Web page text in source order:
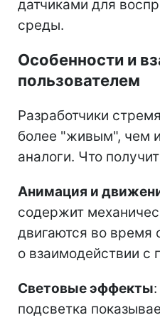
датчиками для
среды.
Особенности и
пользователем
Разработчики
более "живым", чем
аналоги. Что
Анимация и
содержит
двигаются во время
о взаимодействии с
Световые эффекты
подсветка